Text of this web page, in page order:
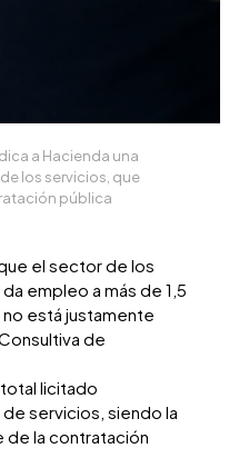
a Hacienda una
los servicios, que
pública
el sector de los
empleo a más de 1,5
está justamente
de
licitado
servicios, siendo la
de la contratación